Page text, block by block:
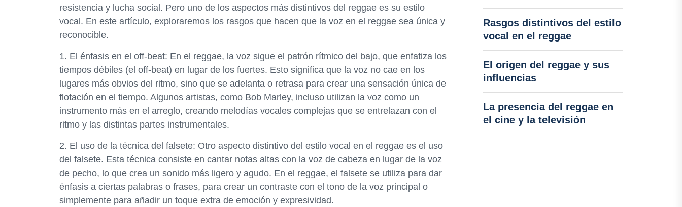
resistencia y lucha social. Pero uno de los aspectos más distintivos del reggae es su estilo
vocal. En este artículo, exploraremos los rasgos que hacen que la voz en el reggae sea única y
reconocible.
1. El énfasis en el off-beat: En el reggae, la voz sigue el patrón rítmico del bajo, que enfatiza los
tiempos débiles (el off-beat) en lugar de los fuertes. Esto significa que la voz no cae en los
lugares más obvios del ritmo, sino que se adelanta o retrasa para crear una sensación única de
flotación en el tiempo. Algunos artistas, como Bob Marley, incluso utilizan la voz como un
instrumento más en el arreglo, creando melodías vocales complejas que se entrelazan con el
ritmo y las distintas partes instrumentales.
2. El uso de la técnica del falsete: Otro aspecto distintivo del estilo vocal en el reggae es el uso
del falsete. Esta técnica consiste en cantar notas altas con la voz de cabeza en lugar de la voz
de pecho, lo que crea un sonido más ligero y agudo. En el reggae, el falsete se utiliza para dar
énfasis a ciertas palabras o frases, para crear un contraste con el tono de la voz principal o
simplemente para añadir un toque extra de emoción y expresividad.
Rasgos distintivos del estilo
vocal en el reggae
El origen del reggae y sus
influencias
La presencia del reggae en
el cine y la televisión